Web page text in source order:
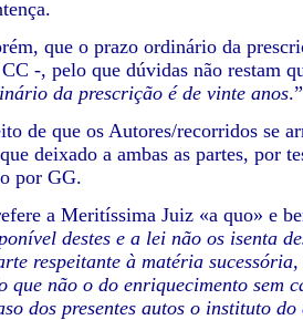
o prazo ordinário da
-, pelo que dúvidas não restam
da prescrição é de vinte anos.”
os Autores/recorridos se
deixado a ambas as partes, por
por GG.
a Meritíssima Juiz «a quo» e
destes e a lei não os isenta
respeitante à matéria
não o do enriquecimento sem
dos presentes autos o instituto do